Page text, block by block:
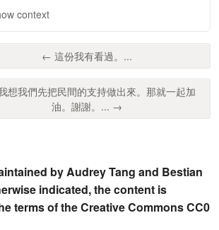
context
← 這份我有看過。...
想我們先把民間的支持做出來。那就一起加
油。謝謝。... →
by Audrey Tang and Bestian
indicated, the content is
terms of the Creative Commons CC0